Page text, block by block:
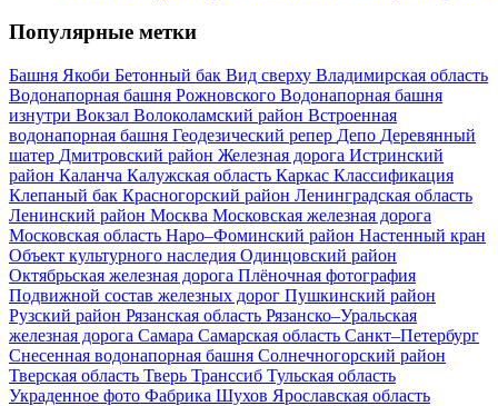
Популярные метки
Башня Якоби Бетонный бак Вид сверху Владимирская область
Водонапорная башня Рожновского Водонапорная башня
изнутри Вокзал Волоколамский район Встроенная
водонапорная башня Геодезический репер Депо Деревянный
шатер Дмитровский район Железная дорога Истринский
район Каланча Калужская область Каркас Классификация
Клепаный бак Красногорский район Ленинградская область
Ленинский район Москва Московская железная дорога
Московская область Наро–Фоминский район Настенный кран
Объект культурного наследия Одинцовский район
Октябрьская железная дорога Плёночная фотография
Подвижной состав железных дорог Пушкинский район
Рузский район Рязанская область Рязанско–Уральская
железная дорога Самара Самарская область Санкт–Петербург
Снесенная водонапорная башня Солнечногорский район
Тверская область Тверь Транссиб Тульская область
Украденное фото Фабрика Шухов Ярославская область